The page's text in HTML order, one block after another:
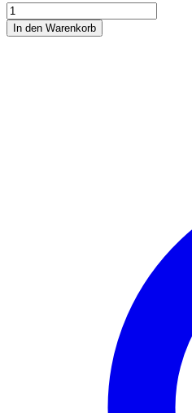
Legeglück
Menge
In den Warenkorb